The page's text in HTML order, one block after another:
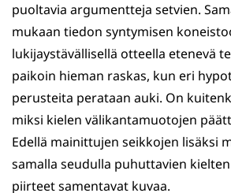
puoltavia argumentteja setvien.
mukaan tiedon syntymisen
lukijaystävällisellä otteella etenevä
paikoin hieman raskas, kun eri
perusteita perataan auki. On
miksi kielen välikantamuotojen
Edellä mainittujen seikkojen lisäksi
samalla seudulla puhuttavien
piirteet samentavat kuvaa.